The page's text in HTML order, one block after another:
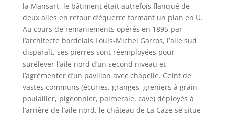
la Mansart, le bâtiment était autrefois flanqué de
deux ailes en retour d’équerre formant un plan en U.
Au cours de remaniements opérés en 1895 par
l’architecte bordelais Louis-Michel Garros, l’aile sud
disparaît, ses pierres sont réemployées pour
surélever l’aile nord d’un second niveau et
l’agrémenter d’un pavillon avec chapelle. Ceint de
vastes communs (écuries, granges, greniers à grain,
poulailler, pigeonnier, palmeraie, cave) déployés à
l’arrière de l’aile nord, le château de La Caze se situe